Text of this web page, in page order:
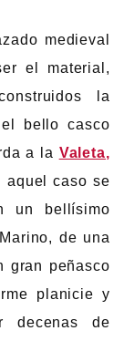
medieval
el material,
la
bello casco
a la Valeta,
aquel caso se
un bellísimo
de una
gran peñasco
planicie y
decenas de